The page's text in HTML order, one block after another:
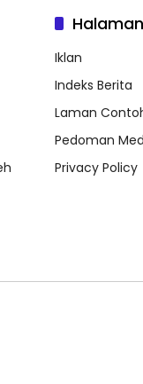
Halaman
Iklan
Indeks Berita
Laman
Pedoman
Privacy Policy